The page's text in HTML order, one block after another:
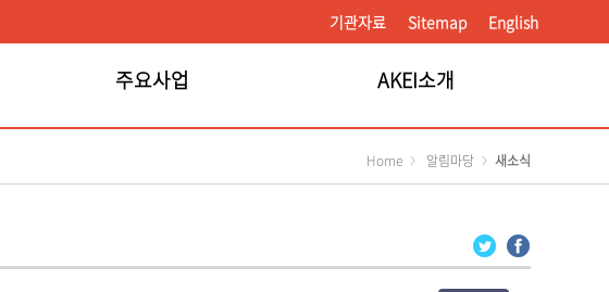
기관자료 Sitemap English
주요사업 AKEI소개
Home 알림마당 새소식